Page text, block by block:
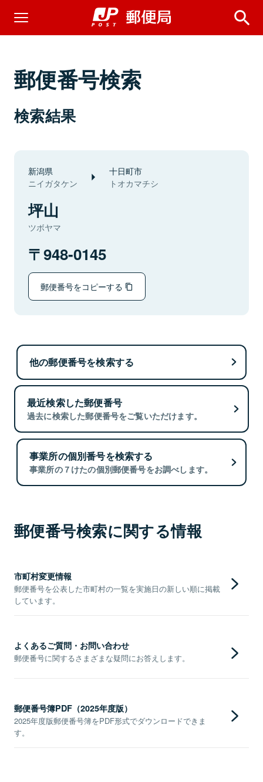
郵便番号検索
検索結果
新潟県
ニイガタケン
十日町市
トオカマチシ
坪山
ツボヤマ
948-0145
郵便番号をコピーする
他の郵便番号を検索する
最近検索した郵便番号
過去に検索した郵便番号をご覧いただけます。
事業所の個別番号を検索する
事業所の７けたの個別郵便番号をお調べします。
郵便番号検索に関する情報
市町村変更情報
郵便番号を公表した市町村の一覧を実施日の新しい順に掲載
しています。
よくあるご質問・お問い合わせ
郵便番号に関するさまざまな疑問にお答えします。
郵便番号簿PDF（2025年度版）
2025年度版郵便番号簿をPDF形式でダウンロードできま
す。